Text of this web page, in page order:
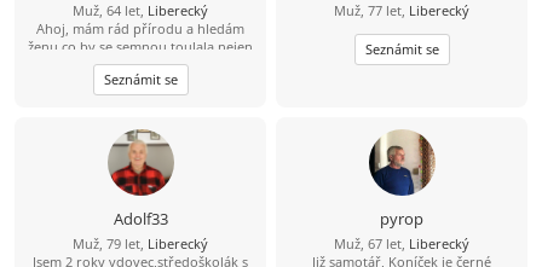
Muž, 64 let, Liberecký
Ahoj, mám rád přírodu a hledám
ženu co by se semnou toulala nejen
přírodou ale i životem
Seznámit se
Muž, 77 let, Liberecký
Seznámit se
Adolf33
Muž, 79 let, Liberecký
Jsem 2 roky vdovec,středoškolák s
pyrop
Muž, 67 let, Liberecký
Již samotář, Koníček je černé